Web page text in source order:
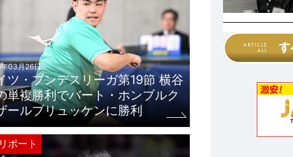
03月26日
ツ・ブンデスリーガ第19節 横谷
単複勝利でバート・ホンブルク
ールブリュッケンに勝利
ポート